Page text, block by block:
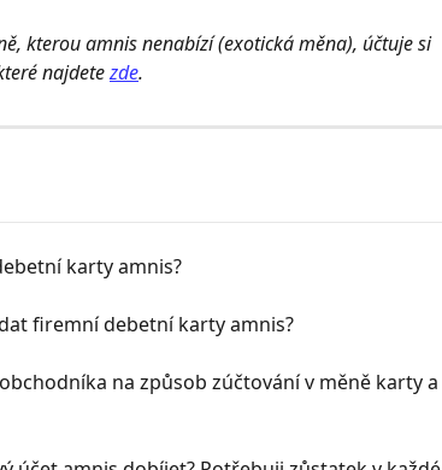
kterou amnis nenabízí (exotická měna), účtuje si
najdete zde.
karty amnis?
firemní debetní karty amnis?
na způsob zúčtování v měně karty a